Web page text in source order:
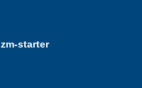
zm-starter